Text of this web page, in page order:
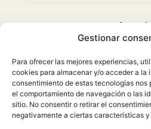
Gestionar
Para ofrecer las mejores experiencias,
cookies para almacenar y/o acceder a la
consentimiento de estas tecnologías nos
el comportamiento de navegación o las
sitio. No consentir o retirar el
negativamente a ciertas características
Legal
Políticas de
Política de
Condiciones Generales